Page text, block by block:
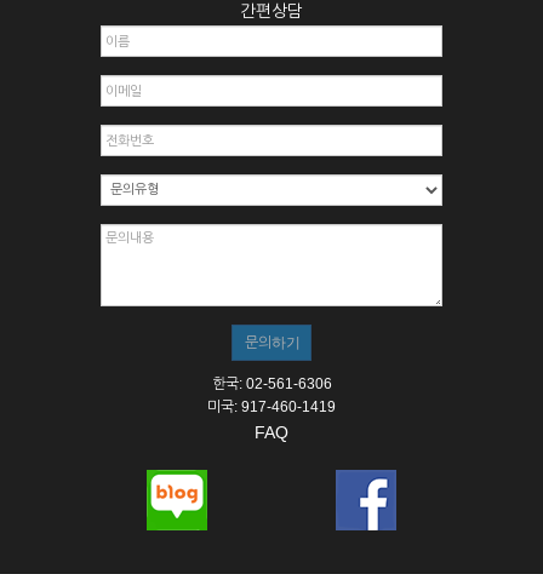
3. 경쟁 관게에 있는 이용자가 신청할 경우
4. 타인의 서비스 이용을 방해하거나, 정보를 도용한 경우
6. 이용자가 영업활동 또는 부정한 용도로 본 서비스를 이용할
7. 회사의 정보를 사전 승낙 없이 전재, 변조, 복사하여 이용하
8. 기타 회사가 정한 제반 사항을 위반하며 신청하는 경우
제5조 (서비스의 이용 및 중지)
② 시스템 점검, 교체 및 고장, 기술적인 이유, 국가비상사태, 정
스가 불가능할 경우 회사는 사전 공지나 예고 없이 서비스의 전
부 또는 일부를 일시적 또는 영구적으로 중지할 수 있습니다.
③ 기타 회사는 서비스를 제공할 수 없는 합당한 사유가 발생한
④ 회사는 제 2항 및 제 3항의 사유로 서비스의 제공이 일시적
여 배상하지 않습니다.
제3장 권리 및 의무
간편상담
한국: 02-561-6306
미국: 917-460-1419
FAQ